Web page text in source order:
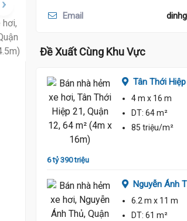
Email
Đề Xuất Cùng Khu Vực
6 tỷ 390 triệu
Tân Thới
4 m x 16 m
DT: 64 m²
85 triệu/m²
Nguyễn Ánh
6.2 m x 11 m
DT: 61 m²